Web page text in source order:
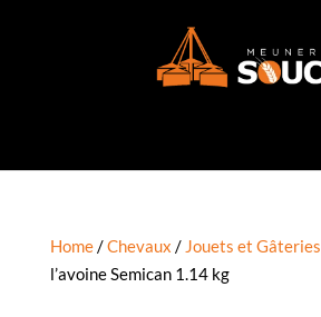
Home/Chevaux / Jouets et Gâteries
l’avoine Semican 1.14 kg